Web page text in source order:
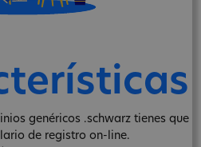
genéricos .schwarz tienes que
de registro on-line.